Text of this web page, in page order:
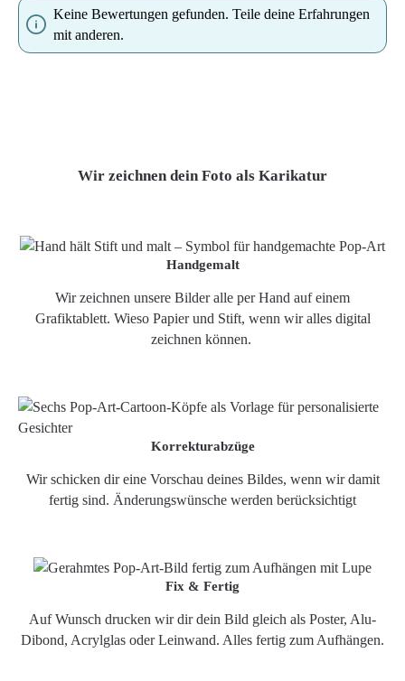
Keine Bewertungen gefunden. Teile deine Erfahrungen
mit anderen.
Wir zeichnen dein Foto als Karikatur
Handgemalt
Wir zeichnen unsere Bilder alle per Hand auf einem
Grafiktablett. Wieso Papier und Stift, wenn wir alles digital
zeichnen können.
Korrekturabzüge
Wir schicken dir eine Vorschau deines Bildes, wenn wir damit
fertig sind. Änderungswünsche werden berücksichtigt
Fix & Fertig
Auf Wunsch drucken wir dir dein Bild gleich als Poster, Alu-
Dibond, Acrylglas oder Leinwand. Alles fertig zum Aufhängen.